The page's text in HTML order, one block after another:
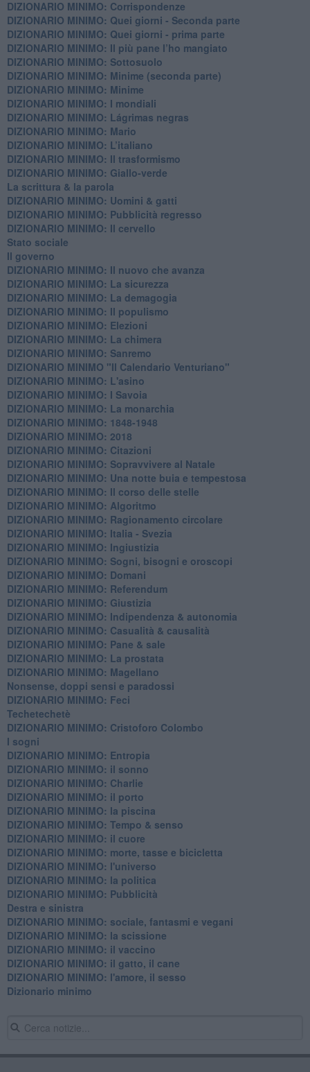
DIZIONARIO MINIMO: Corrispondenze
DIZIONARIO MINIMO: Quei giorni - Seconda parte
DIZIONARIO MINIMO: Quei giorni - prima parte
DIZIONARIO MINIMO: Il più pane l’ho mangiato
DIZIONARIO MINIMO: Sottosuolo
DIZIONARIO MINIMO: Minime (seconda parte)
DIZIONARIO MINIMO: Minime
DIZIONARIO MINIMO: ​I mondiali
DIZIONARIO MINIMO: ​Lágrimas negras
DIZIONARIO MINIMO: Mario
DIZIONARIO MINIMO: L’italiano
DIZIONARIO MINIMO: Il trasformismo
DIZIONARIO MINIMO: Giallo-verde
La scrittura & la parola
​DIZIONARIO MINIMO: Uomini & gatti
DIZIONARIO MINIMO: ​Pubblicità regresso
DIZIONARIO MINIMO: Il cervello
Stato sociale
Il governo
DIZIONARIO MINIMO: Il nuovo che avanza
DIZIONARIO MINIMO: La sicurezza
DIZIONARIO MINIMO: La demagogia
DIZIONARIO MINIMO: Il populismo
DIZIONARIO MINIMO: Elezioni
DIZIONARIO MINIMO: La chimera
DIZIONARIO MINIMO: Sanremo
DIZIONARIO MINIMO "Il Calendario Venturiano"
DIZIONARIO MINIMO: L'asino
DIZIONARIO MINIMO: I Savoia
DIZIONARIO MINIMO: La monarchia
DIZIONARIO MINIMO: 1848-1948
DIZIONARIO MINIMO: 2018
DIZIONARIO MINIMO: Citazioni
DIZIONARIO MINIMO: ​Sopravvivere al Natale
DIZIONARIO MINIMO: ​Una notte buia e tempestosa
DIZIONARIO MINIMO: Il corso delle stelle
DIZIONARIO MINIMO: Algoritmo
DIZIONARIO MINIMO: Ragionamento circolare
DIZIONARIO MINIMO: Italia - Svezia
DIZIONARIO MINIMO: ​Ingiustizia
DIZIONARIO MINIMO: ​Sogni, bisogni e oroscopi
DIZIONARIO MINIMO: Domani
DIZIONARIO MINIMO: Referendum
DIZIONARIO MINIMO: Giustizia
DIZIONARIO MINIMO: ​Indipendenza & autonomia
DIZIONARIO MINIMO: ​Casualità & causalità
​DIZIONARIO MINIMO: Pane & sale
DIZIONARIO MINIMO: La prostata
​DIZIONARIO MINIMO: Magellano
Nonsense, doppi sensi e paradossi
DIZIONARIO MINIMO: Feci
Techetechetè
DIZIONARIO MINIMO: Cristoforo Colombo
I sogni
DIZIONARIO MINIMO: Entropia
DIZIONARIO MINIMO: il sonno
DIZIONARIO MINIMO: Charlie
DIZIONARIO MINIMO: il porto
DIZIONARIO MINIMO: la piscina
DIZIONARIO MINIMO: Tempo & senso
DIZIONARIO MINIMO: il cuore
DIZIONARIO MINIMO: morte, tasse e bicicletta
DIZIONARIO MINIMO: l'universo
DIZIONARIO MINIMO: la politica
DIZIONARIO MINIMO: Pubblicità
Destra e sinistra
DIZIONARIO MINIMO: sociale, fantasmi e vegani
DIZIONARIO MINIMO: la scissione
DIZIONARIO MINIMO: il vaccino
DIZIONARIO MINIMO: il gatto, il cane
DIZIONARIO MINIMO: l'amore, il sesso
Dizionario minimo